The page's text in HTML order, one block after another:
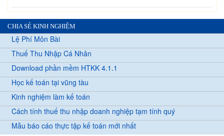
CHIA SẺ KINH NGHIỆM
Lệ Phí Môn Bài
Thuế Thu Nhập Cá Nhân
Download phần mềm HTKK 4.1.1
Học kế toán tại vũng tàu
Kinh nghiệm làm kế toán
Cách tính thuế thu nhập doanh nghiệp tạm tính quý
Mẫu báo cáo thực tập kế toán mới nhất